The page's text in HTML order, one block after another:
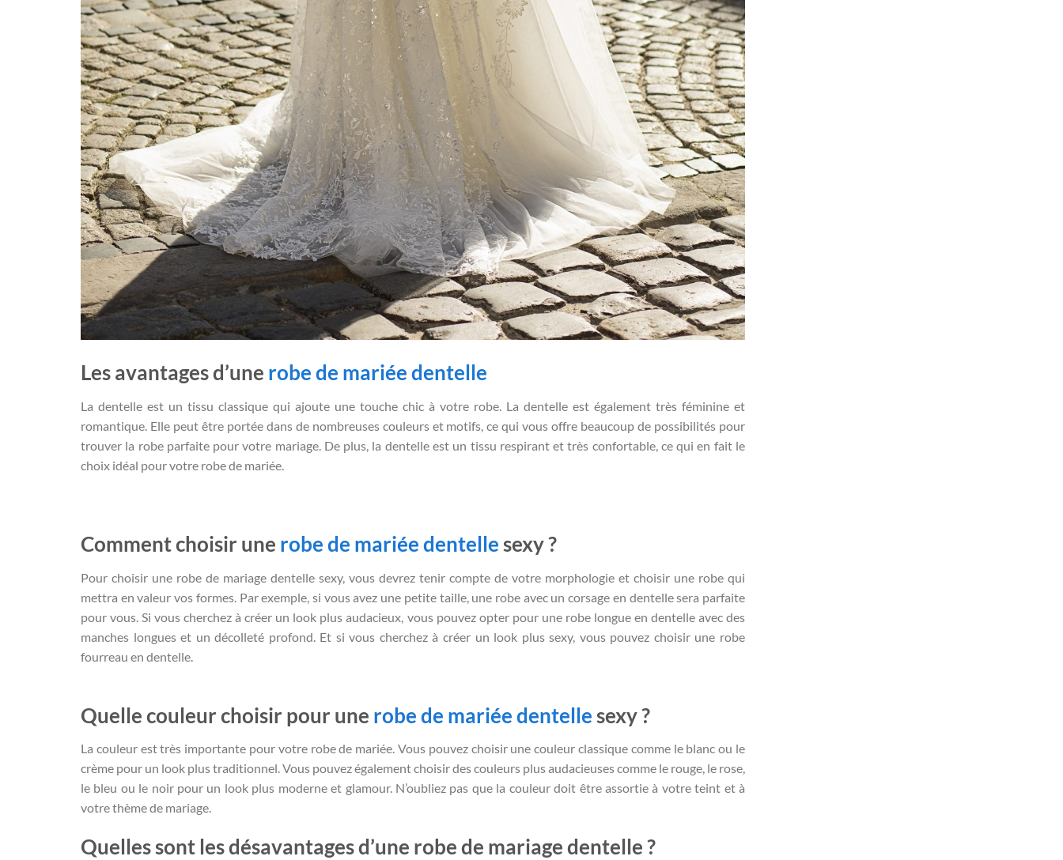
Les avantages d’une robe de mariée dentelle
La dentelle est un tissu classique qui ajoute une touche chic à votre robe. La dentelle est également très féminine et
romantique. Elle peut être portée dans de nombreuses couleurs et motifs, ce qui vous offre beaucoup de possibilités pour
trouver la robe parfaite pour votre mariage. De plus, la dentelle est un tissu respirant et très confortable, ce qui en fait le
choix idéal pour votre robe de mariée.
Comment choisir une robe de mariée dentelle sexy ?
Pour choisir une robe de mariage dentelle sexy, vous devrez tenir compte de votre morphologie et choisir une robe qui
mettra en valeur vos formes. Par exemple, si vous avez une petite taille, une robe avec un corsage en dentelle sera parfaite
pour vous. Si vous cherchez à créer un look plus audacieux, vous pouvez opter pour une robe longue en dentelle avec des
manches longues et un décolleté profond. Et si vous cherchez à créer un look plus sexy, vous pouvez choisir une robe
fourreau en dentelle.
Quelle couleur choisir pour une robe de mariée dentelle sexy ?
La couleur est très importante pour votre robe de mariée. Vous pouvez choisir une couleur classique comme le blanc ou le
crème pour un look plus traditionnel. Vous pouvez également choisir des couleurs plus audacieuses comme le rouge, le rose,
le bleu ou le noir pour un look plus moderne et glamour. N’oubliez pas que la couleur doit être assortie à votre teint et à
votre thème de mariage.
Quelles sont les désavantages d’une robe de mariage dentelle ?